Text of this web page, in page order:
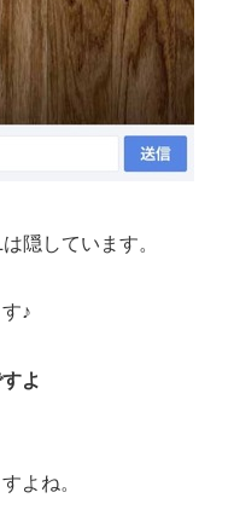
隠しています。
♪
よ
よね。